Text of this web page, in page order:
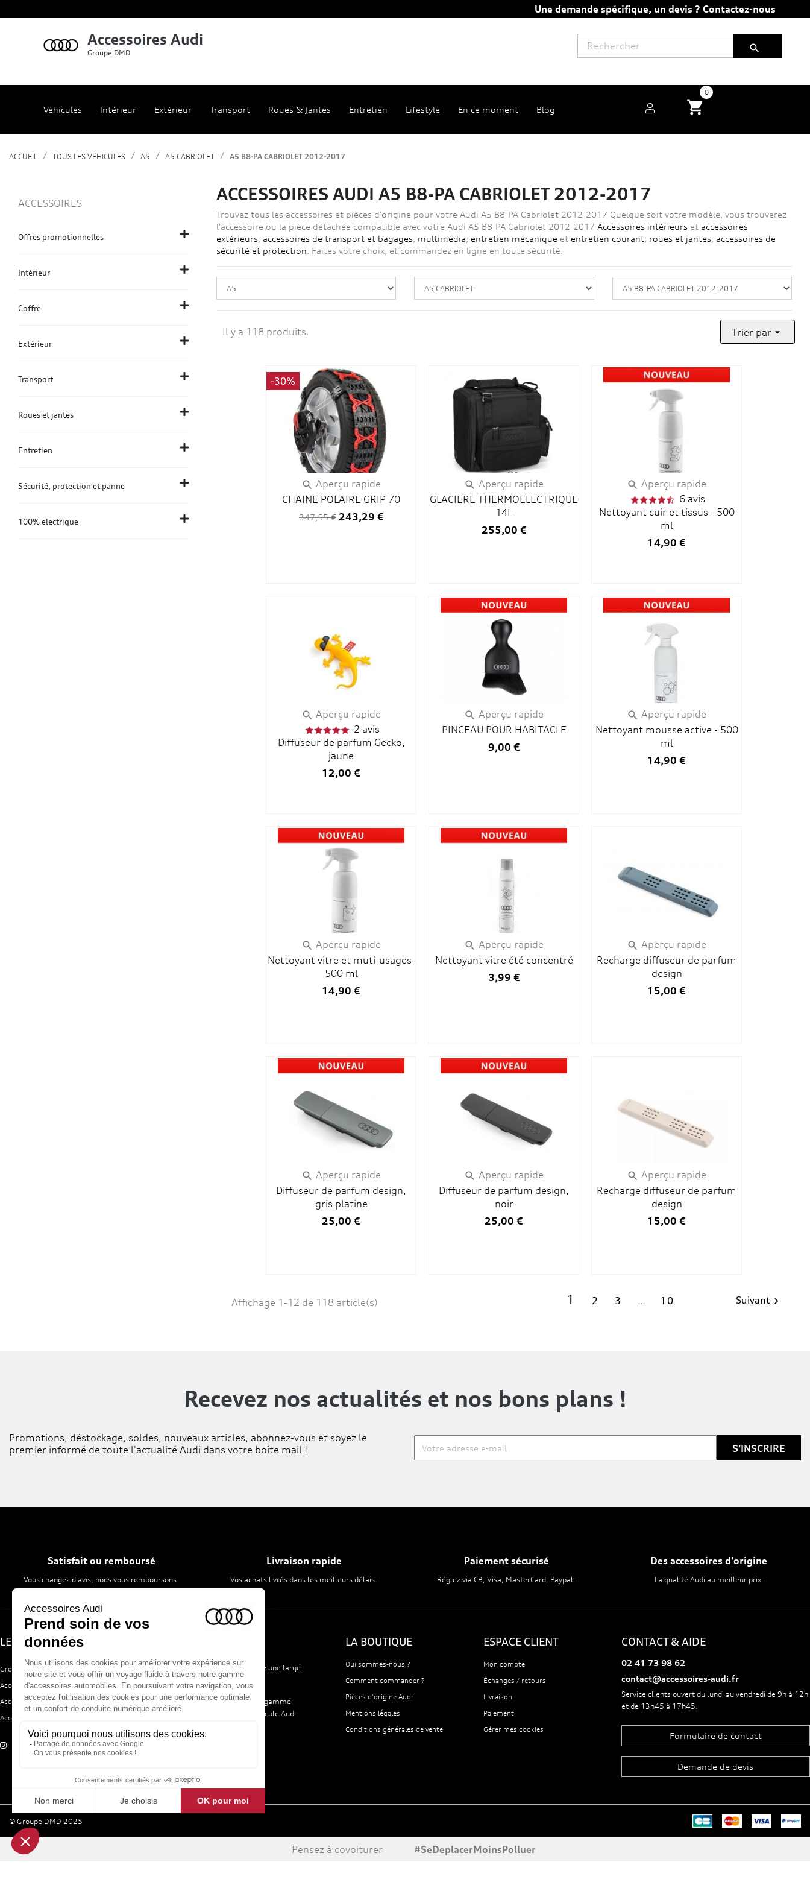
Une demande spécifique, un devis ? Contactez-nous
Accessoires Audi
Groupe DMD 
shopping_cart
0
Véhicules Intérieur Extérieur Transport Roues & Jantes Entretien Lifestyle En ce moment Blog
ACCUEIL TOUS LES VÉHICULES A5 A5 CABRIOLET A5 B8-PA CABRIOLET 2012-2017
ACCESSOIRES
Offres promotionnelles
Intérieur
Coffre
Extérieur
Transport
Roues et jantes
Entretien
Sécurité, protection et panne
100% electrique
ACCESSOIRES AUDI A5 B8-PA CABRIOLET 2012-2017
Trouvez tous les accessoires et pièces d'origine pour votre Audi A5 B8-PA Cabriolet 2012-2017 Quelque soit votre modèle, vous trouverez
l'accessoire ou la pièce détachée compatible avec votre Audi A5 B8-PA Cabriolet 2012-2017 Accessoires intérieurs et accessoires
extérieurs accessoires de transport et bagages multimédia entretien mécanique et entretien courant, roues et jantes accessoires de
sécurité et protection. Faites votre choix, et commandez en ligne en toute sécurité.
Il y a 118 produits. Trier par 
 Aperçu rapide
CHAINE POLAIRE GRIP 70
347,55 € 243,29 €
-30%
 Aperçu rapide
GLACIERE THERMOELECTRIQUE
14L
255,00 €
 Aperçu rapide
6 avis
Nettoyant cuir et tissus - 500
ml
14,90 €
 Aperçu rapide
2 avis
Diffuseur de parfum Gecko,
jaune
12,00 €
 Aperçu rapide
PINCEAU POUR HABITACLE
9,00 €
 Aperçu rapide
Nettoyant mousse active - 500
ml
14,90 €
 Aperçu rapide
Nettoyant vitre et muti-usages-
500 ml
14,90 €
 Aperçu rapide
Nettoyant vitre été concentré
3,99 €
 Aperçu rapide
Recharge diffuseur de parfum
design
15,00 €
 Aperçu rapide
Diffuseur de parfum design,
gris platine
25,00 €
 Aperçu rapide
Diffuseur de parfum design,
noir
25,00 €
 Aperçu rapide
Recharge diffuseur de parfum
design
15,00 €
Affichage 1-12 de 118 article(s) 1 2 3 … 10 Suivant
Recevez nos actualités et nos bons plans !
Promotions, déstockage, soldes, nouveaux articles, abonnez-vous et soyez le
premier informé de toute l'actualité Audi dans votre boîte mail !
Satisfait ou remboursé
Vous changez d'avis, nous vous remboursons.
Livraison rapide
Vos achats livrés dans les meilleurs délais.
Paiement sécurisé
Réglez via CB, Visa, MasterCard, Paypal.
Des accessoires d'origine
La qualité Audi au meilleur prix.
LE GROUPE DMD
Groupe DMD
Accessoires Volkswagen
Accessoires Seat
Accessoires Skoda
Le site Accessoires Audi vous propose une large
sélection d'accessoires d'origine.
Trouvez votre bonheur grâce à notre gamme
d'accessoires pour équiper votre véhicule Audi.
LA BOUTIQUE
Qui sommes-nous ?
Comment commander ?
Pièces d'origine Audi
Mentions légales
Conditions générales de vente
ESPACE CLIENT
Mon compte
Échanges / retours
Livraison
Paiement
Gérer mes cookies
CONTACT & AIDE
02 41 73 98 62
contact@accessoires-audi.fr
Service clients ouvert du lundi au vendredi de 9h à 12h
et de 13h45 à 17h45.
Formulaire de contact
Demande de devis
© Groupe DMD 2025
Pensez à covoiturer #SeDeplacerMoinsPolluer